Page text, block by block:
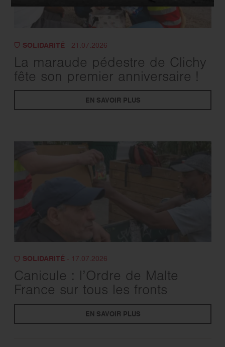
SOLIDARITÉ- 21.07.2026
La maraude pédestre de Clichy
fête son premier anniversaire !
EN SAVOIR PLUS
SOLIDARITÉ- 17.07.2026
Canicule : l’Ordre de Malte
France sur tous les fronts
EN SAVOIR PLUS